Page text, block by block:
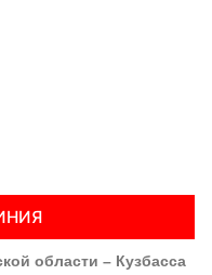
области – Кузбасса